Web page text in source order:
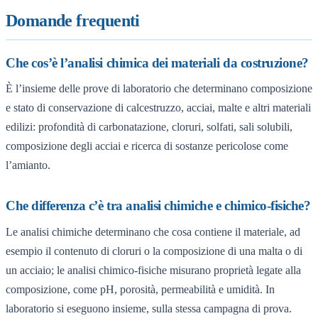
Domande frequenti
Che cos’è l’analisi chimica dei materiali da costruzione?
È l’insieme delle prove di laboratorio che determinano composizione
e stato di conservazione di calcestruzzo, acciai, malte e altri materiali
edilizi: profondità di carbonatazione, cloruri, solfati, sali solubili,
composizione degli acciai e ricerca di sostanze pericolose come
l’amianto.
Che differenza c’è tra analisi chimiche e chimico-fisiche?
Le analisi chimiche determinano che cosa contiene il materiale, ad
esempio il contenuto di cloruri o la composizione di una malta o di
un acciaio; le analisi chimico-fisiche misurano proprietà legate alla
composizione, come pH, porosità, permeabilità e umidità. In
laboratorio si eseguono insieme, sulla stessa campagna di prova.